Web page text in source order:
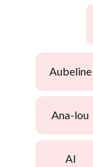
aubeline
ana-lou
al